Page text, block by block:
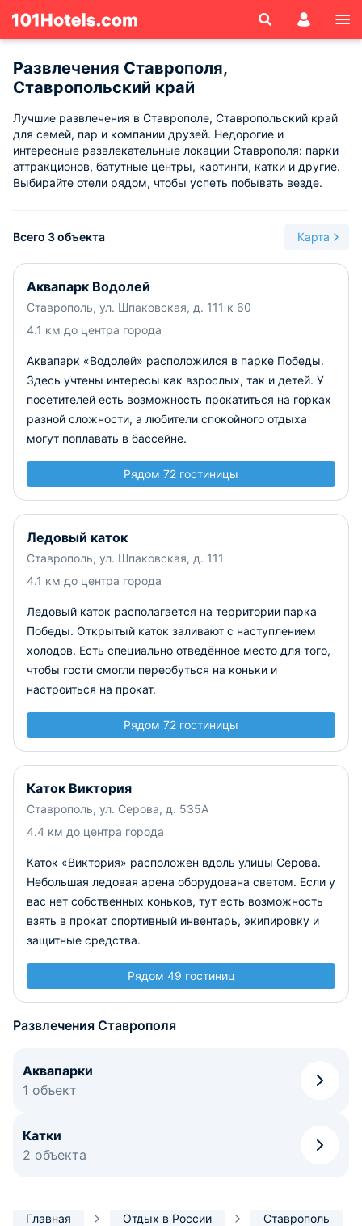
Развлечения Ставрополя,
Ставропольский край
Лучшие развлечения в Ставрополе, Ставропольский край
для семей, пар и компании друзей. Недорогие и
интересные развлекательные локации Ставрополя: парки
аттракционов, батутные центры, картинги, катки и другие.
Выбирайте отели рядом, чтобы успеть побывать везде.
Всего 3 объекта Карта
Аквапарк Водолей
Ставрополь, ул. Шпаковская, д. 111 к 60
4.1 км до центра города
Аквапарк «Водолей» расположился в парке Победы.
Здесь учтены интересы как взрослых, так и детей. У
посетителей есть возможность прокатиться на горках
разной сложности, а любители спокойного отдыха
могут поплавать в бассейне.
Рядом 72 гостиницы
Ледовый каток
Ставрополь, ул. Шпаковская, д. 111
4.1 км до центра города
Ледовый каток располагается на территории парка
Победы. Открытый каток заливают с наступлением
холодов. Есть специально отведённое место для того,
чтобы гости смогли переобуться на коньки и
настроиться на прокат.
Рядом 72 гостиницы
Каток Виктория
Ставрополь, ул. Серова, д. 535А
4.4 км до центра города
Каток «Виктория» расположен вдоль улицы Серова.
Небольшая ледовая арена оборудована светом. Если у
вас нет собственных коньков, тут есть возможность
взять в прокат спортивный инвентарь, экипировку и
защитные средства.
Рядом 49 гостиниц
Развлечения Ставрополя
Аквапарки
1 объект
Катки
2 объекта
Главная Отдых в России Ставрополь